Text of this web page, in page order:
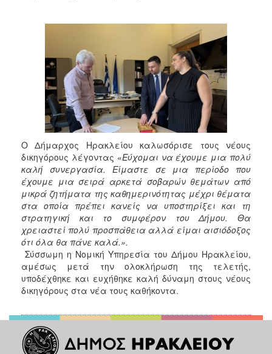
2012
2011
2010
2006
ΤΟΠΟΣ
ΠΟΛΙΤΙΣΜΟΣ
ΑΝΘΕΚΤΙΚΗ
Ο Δήμαρχος Ηρακλείου καλωσόρισε τους νέους
δικηγόρους λέγοντας «Εύχομαι να έχουμε μια πολύ
καλή συνεργασία. Είμαστε σε μια περίοδο που
έχουμε μια σειρά αρκετά σοβαρών θεμάτων από
μικρά ζητήματα της καθημερινότητας μέχρι θέματα
στα οποία πρέπει κανείς να υποστηρίξει και τη
στρατηγική και το συμφέρον του Δήμου. Θα
χρειαστεί πολύ προσπάθεια αλλά είμαι αισιόδοξος
ότι όλα θα πάνε καλά.».
Σύσσωμη η Νομική Υπηρεσία του Δήμου Ηρακλείου,
αμέσως μετά την ολοκλήρωση της τελετής,
υποδέχθηκε και ευχήθηκε καλή δύναμη στους νέους
δικηγόρους στα νέα τους καθήκοντα.